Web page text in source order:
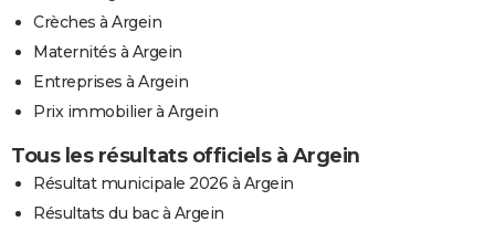
Crèches à Argein
Maternités à Argein
Entreprises à Argein
Prix immobilier à Argein
Tous les résultats officiels à Argein
Résultat municipale 2026 à Argein
Résultats du bac à Argein